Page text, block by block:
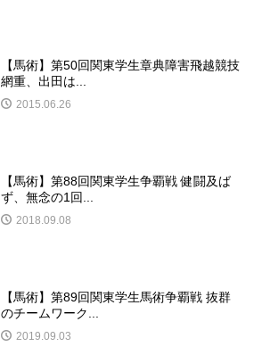
【馬術】第50回関東学生章典障害飛越競技
網重、出田は...
2015.06.26
【馬術】第88回関東学生争覇戦 健闘及ば
ず、無念の1回...
2018.09.08
【馬術】第89回関東学生馬術争覇戦 抜群
のチームワーク...
2019.09.03